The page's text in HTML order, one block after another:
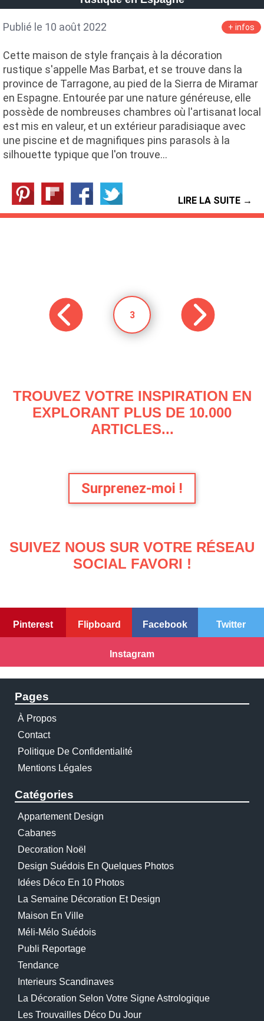
Publié le 10 août 2022 + infos
Cette maison de style français à la décoration
rustique s'appelle Mas Barbat, et se trouve dans la
province de Tarragone, au pied de la Sierra de Miramar
en Espagne. Entourée par une nature généreuse, elle
possède de nombreuses chambres où l'artisanat local
est mis en valeur, et un extérieur paradisiaque avec
une piscine et de magnifiques pins parasols à la
silhouette typique que l'on trouve…
LIRE LA SUITE →
3
TROUVEZ VOTRE INSPIRATION EN
EXPLORANT PLUS DE 10.000
ARTICLES...
Surprenez-moi !
SUIVEZ NOUS SUR VOTRE RÉSEAU
SOCIAL FAVORI !
Pinterest Flipboard Facebook Twitter
Instagram
Pages
À Propos
Contact
Politique De Confidentialité
Mentions Légales
Catégories
Appartement Design
Cabanes
Decoration Noël
Design Suédois En Quelques Photos
Idées Déco En 10 Photos
La Semaine Décoration Et Design
Maison En Ville
Méli-Mélo Suédois
Publi Reportage
Tendance
Interieurs Scandinaves
La Décoration Selon Votre Signe Astrologique
Les Trouvailles Déco Du Jour